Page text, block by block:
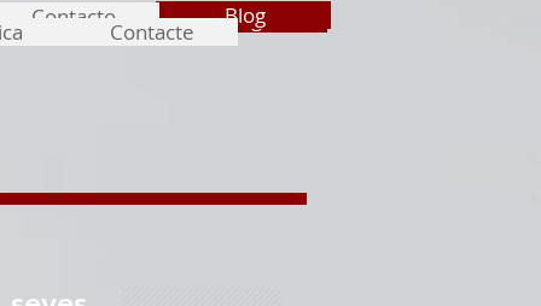
Contacto Blog
Contacto Blog
Contacto Blog
Contacto Blog
Contacto Blog
Contacte